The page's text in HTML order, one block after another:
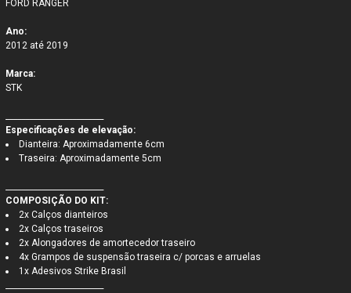
FORD RANGER
Ano:
2012 até 2019
Marca:
STK
Especificações de elevação:
Dianteira: Aproximadamente 6cm
Traseira: Aproximadamente 5cm
COMPOSIÇÃO DO KIT:
2x Calços dianteiros
2x Calços traseiros
2x Alongadores de amortecedor traseiro
4x Grampos de suspensão traseira c/ porcas e arruelas
1x Adesivos Strike Brasil